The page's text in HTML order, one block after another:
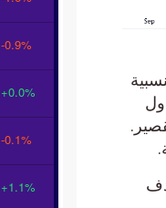
للدعم 0.410، ليستهدف
-0.9%
+0.0%
-0.1%
+1.1%